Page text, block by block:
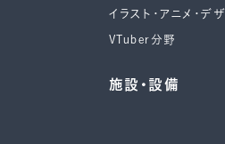
イラスト・アニメ・デ
VTuber分野
施設・設備